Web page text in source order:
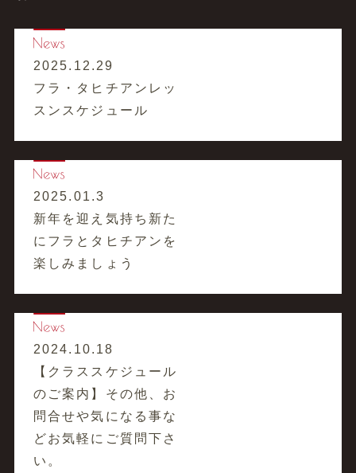
2025.12.29
フラ・タヒチアンレッ
スンスケジュール
2025.01.3
新年を迎え気持ち新た
にフラとタヒチアンを
楽しみましょう
2024.10.18
【クラススケジュール
のご案内】その他、お
問合せや気になる事な
どお気軽にご質問下さ
い。